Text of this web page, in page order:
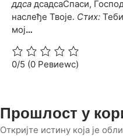
ддса дсадсаСпаси,
наслеђе Твоје. Стих:
мој…
0/5 (0 Ревиеwс)
Прошлост у
Откријте истину која је